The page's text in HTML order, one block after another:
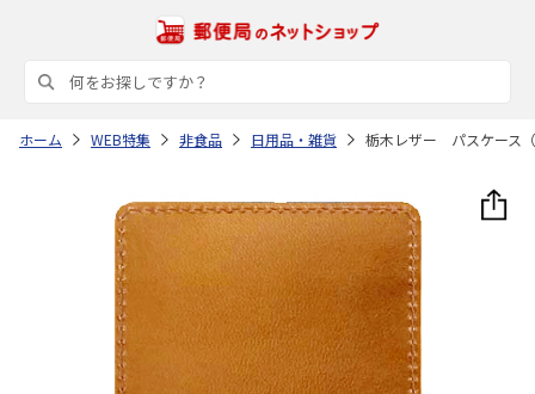
ホーム WEB特集 非食品 日用品・雑貨 栃木レザー パスケース